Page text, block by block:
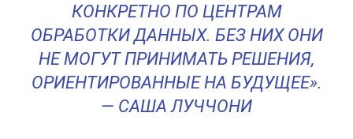
КОНКРЕТНО ПО ЦЕНТРАМ
ОБРАБОТКИ ДАННЫХ. БЕЗ НИХ ОНИ
НЕ МОГУТ ПРИНИМАТЬ РЕШЕНИЯ,
ОРИЕНТИРОВАННЫЕ НА БУДУЩЕЕ».
— САША ЛУЧЧОНИ